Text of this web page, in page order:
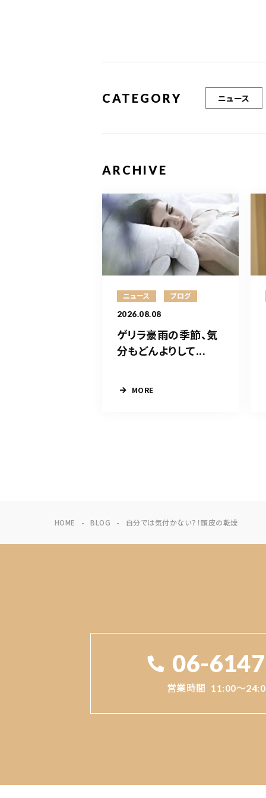
CATEGORY ニュース
ARCHIVE
ニュース ブログ
2026.08.08
ゲリラ豪雨の季節、気
分もどんよりして...
MORE
HOME BLOG 自分では気付かない？！頭皮の乾燥
06-
営業時間 11:00～